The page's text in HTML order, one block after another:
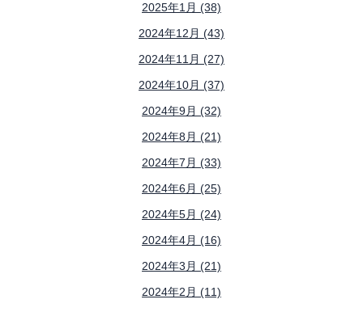
2025年1月 (38)
2024年12月 (43)
2024年11月 (27)
2024年10月 (37)
2024年9月 (32)
2024年8月 (21)
2024年7月 (33)
2024年6月 (25)
2024年5月 (24)
2024年4月 (16)
2024年3月 (21)
2024年2月 (11)